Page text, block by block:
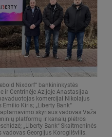
Nixdorf“ bankininkystės
ir Centrinėje Azijoje Anastasijaa
komercijai Nikolajus
Emilio Kiris; „Liberty Bank“
skyriaus vadovas Važa
platformų ir kanalų plėtros
„Liberty Bank“ Skaitmeninės
Georgijus Koroglišvilis.